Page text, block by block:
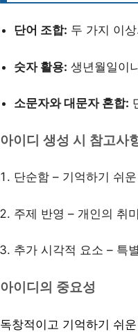
단어 조합: 두 가지 이
숫자 활용: 생년월일이
소문자와 대문자 혼합:
아이디 생성 시 참고사
단순함 – 기억하기 쉬
주제 반영 – 개인의 취
추가 시각적 요소 – 특
아이디의 중요성
독창적이고 기억하기 쉬